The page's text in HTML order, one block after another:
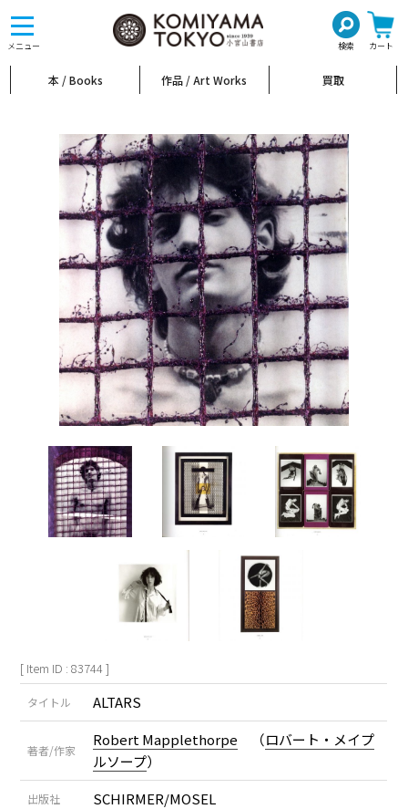
メニュー 検索 カート
toggle
navigation
本 / Books 作品 / Art Works 買取
[ Item ID : 83744 ]
タイトル ALTARS
著者/作家
Robert Mapplethorpe （ロバート・メイプ
ルソープ）
出版社 SCHIRMER/MOSEL